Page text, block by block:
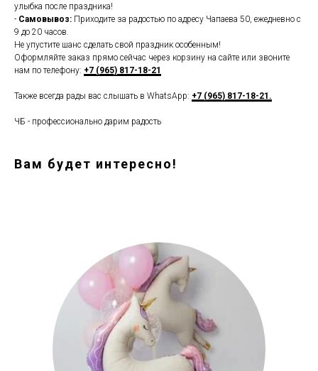
улыбка после праздника!
- Самовывоз: Приходите за радостью по адресу Чапаева 50, ежедневно с
9 до 20 часов.
Не упустите шанс сделать свой праздник особенным!
Оформляйте заказ прямо сейчас через корзину на сайте или звоните
нам по телефону: +7 (965) 817-18-21
Также всегда рады вас слышать в WhatsApp: +7 (965) 817-18-21.
ЧБ - профессионально дарим радость
Вам будет интересно!